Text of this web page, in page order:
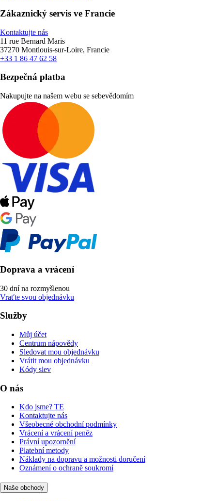
Zákaznický servis ve Francie
Kontaktujte nás
11 rue Bernard Maris
37270 Montlouis-sur-Loire, Francie
+33 1 86 47 62 58
Bezpečná platba
Nakupujte na našem webu se sebevědomím
Doprava a vrácení
30 dní na rozmyšlenou
Vraťte svou objednávku
Služby
Můj účet
Centrum nápovědy
Sledovat mou objednávku
Vrátit mou objednávku
Kódy slev
O nás
Kdo jsme? TE
Kontaktujte nás
Všeobecné obchodní podmínky
Vrácení a vrácení peněz
Právní upozornění
Platební metody
Náklady na dopravu a možnosti doručení
Oznámení o ochraně soukromí
Naše obchody